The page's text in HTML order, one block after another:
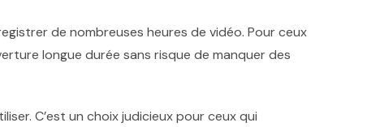
de nombreuses heures de vidéo. Pour ceux
longue durée sans risque de manquer des
C’est un choix judicieux pour ceux qui